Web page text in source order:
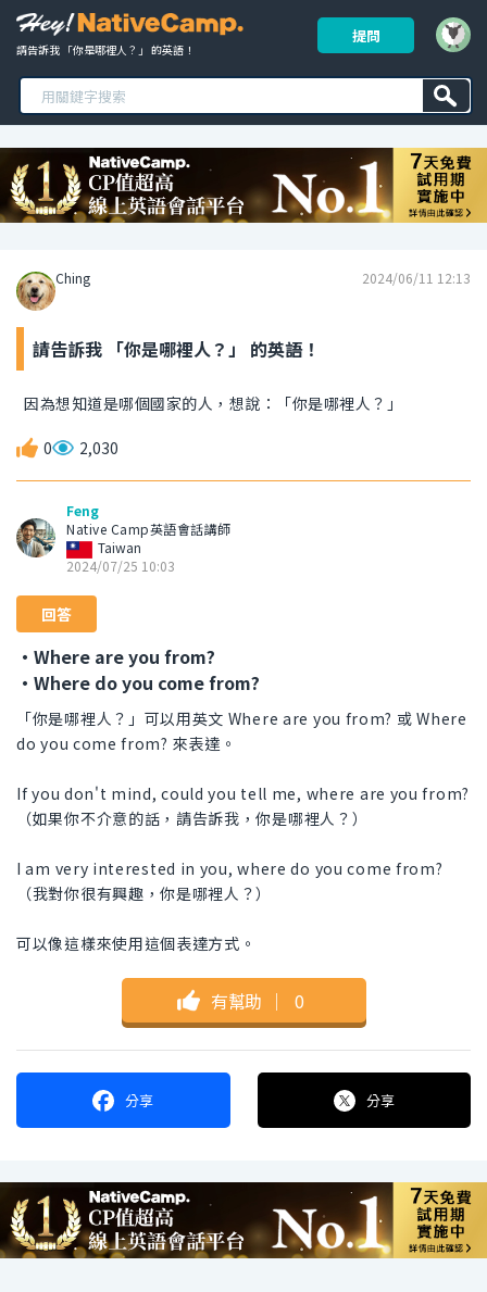
請告訴我 「你是哪裡人？」 的英語！
提問
Ching 2024/06/11 12:13
請告訴我 「你是哪裡人？」 的英語！
因為想知道是哪個國家的人，想說：「你是哪裡人？」
0 2,030
Feng
Native Camp英語會話講師
Taiwan
2024/07/25 10:03
回答
・Where are you from?
・Where do you come from?
「你是哪裡人？」可以用英文 Where are you from? 或 Where
do you come from? 來表達。
If you don't mind, could you tell me, where are you from?
（如果你不介意的話，請告訴我，你是哪裡人？）
I am very interested in you, where do you come from?
（我對你很有興趣，你是哪裡人？）
可以像這樣來使用這個表達方式。
有幫助 ｜ 0
分享 分享